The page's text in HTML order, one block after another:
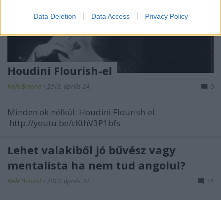
Data Deletion Data Access Privacy Policy
Houdini Flourish-el
Kelle Botond • 2013. április 24. 0
Minden ok nélkül: Houdini Flourish-el.
http://youtu.be/cKthV3P1bfs
Lehet valakiből jó bűvész vagy
mentalista ha nem tud angolul?
Kelle Botond • 2013. április 22. 14